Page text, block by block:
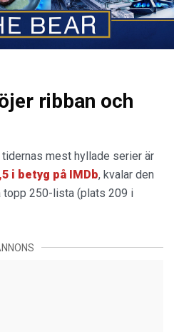
ribban och
mest hyllade serier är
i betyg på IMDb, kvalar den
250-lista (plats 209 i